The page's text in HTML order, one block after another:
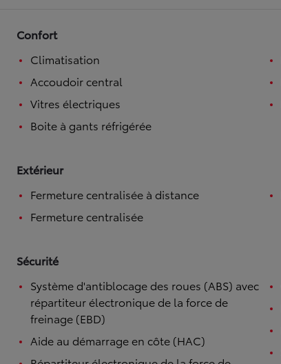
Disponible prochainement
Confort
Climatisation
Accoudoir central
Vitres électriques
Boite à gants réfrigérée
Extérieur
Fermeture centralisée à distance
Fermeture centralisée
Sécurité
Système d'antiblocage des roues (ABS) avec
répartiteur électronique de la force de
freinage (EBD)
Aide au démarrage en côte (HAC)